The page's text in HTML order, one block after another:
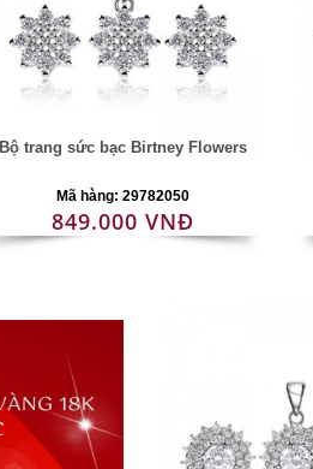
Bộ trang sức bạc Birtney Flowers
Mã hàng: 29782050
849.000 VNĐ